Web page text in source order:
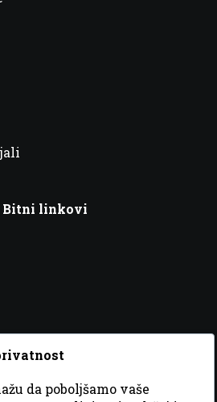
Bitni linkovi
da poboljšamo vaše